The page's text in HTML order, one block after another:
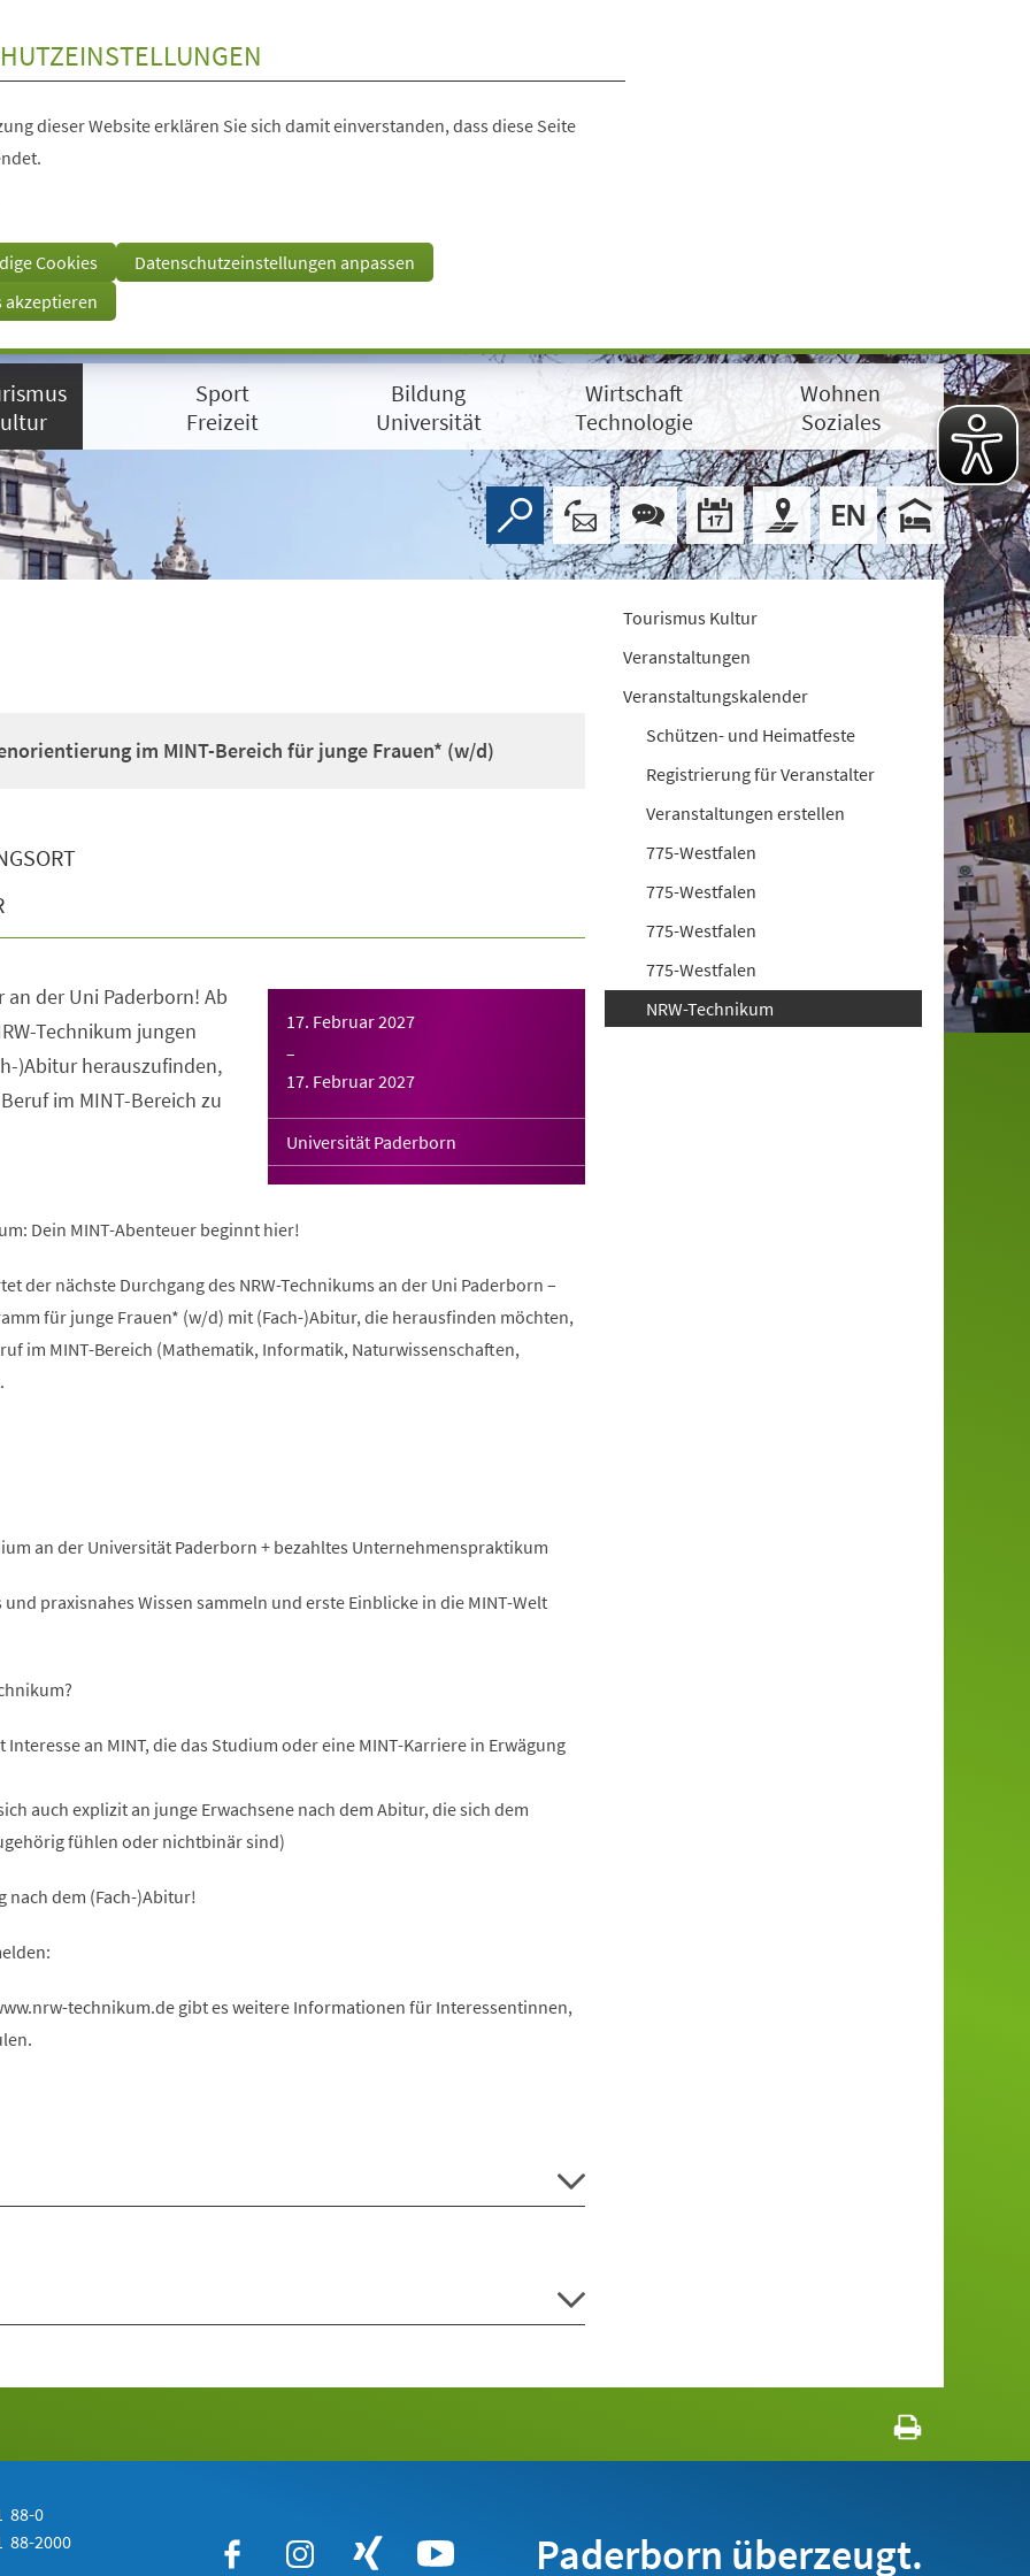
dieser Website erklären Sie sich damit einverstanden, dass diese Seite
Cookies
Datenschutzeinstellungen anpassen
akzeptieren
Sport
Freizeit
Bildung
Universität
Wirtschaft
Technologie
Wohnen
Soziales
im MINT-Bereich für junge Frauen* (w/d)
17. Februar 2027
–
17. Februar 2027
Universität Paderborn
an der Uni Paderborn! Ab
Technikum jungen
)Abitur herauszufinden,
im MINT-Bereich zu
Dein MINT-Abenteuer beginnt hier!
der nächste Durchgang des NRW-Technikums an der Uni Paderborn –
für junge Frauen* (w/d) mit (Fach-)Abitur, die herausfinden möchten,
im MINT-Bereich (Mathematik, Informatik, Naturwissenschaften,
an der Universität Paderborn + bezahltes Unternehmenspraktikum
praxisnahes Wissen sammeln und erste Einblicke in die MINT-Welt
an MINT, die das Studium oder eine MINT-Karriere in Erwägung
auch explizit an junge Erwachsene nach dem Abitur, die sich dem
fühlen oder nichtbinär sind)
dem (Fach-)Abitur!
technikum.de gibt es weitere Informationen für Interessentinnen,
Tourismus Kultur
Veranstaltungen
Veranstaltungskalender
Schützen- und Heimatfeste
Registrierung für Veranstalter
Veranstaltungen erstellen
775-Westfalen
775-Westfalen
775-Westfalen
775-Westfalen
NRW-Technikum
88-0
88-2000 Paderborn überzeugt.